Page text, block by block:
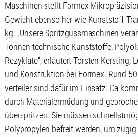
Maschinen stellt Formex
Gewicht ebenso her wie Kunststoff-
kg. „Unsere Spritzgussmaschinen
Tonnen technische Kunststoffe,
Rezyklate“, erläutert Torsten Kersting,
und Konstruktion bei Formex. Rund
verteiler sind dafür im Einsatz. Da
durch Materialermüdung und
überspritzen. Sie müssen
Polypropylen befreit werden, um zügig